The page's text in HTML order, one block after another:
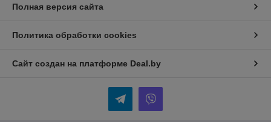
Полная версия сайта
Политика обработки cookies
Сайт создан на платформе Deal.by